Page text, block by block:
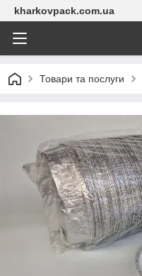
kharkovpack.com.ua
Товари та послуги